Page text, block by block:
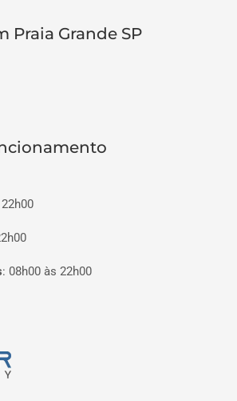
Praia Grande SP
: 08h00 às 22h00